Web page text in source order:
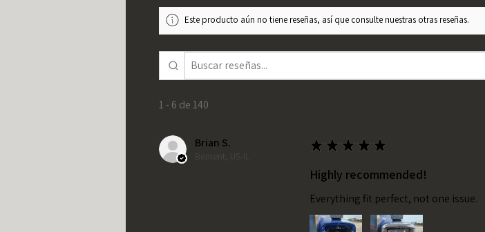
Este producto aún no tiene reseñas, así que consulte nuestras otras reseñas.
1 - 6 de 140
Brian S.
Bement, US-IL
★ ★ ★ ★ ★
Highly recommended!
Everything fit perfect, not one issue.